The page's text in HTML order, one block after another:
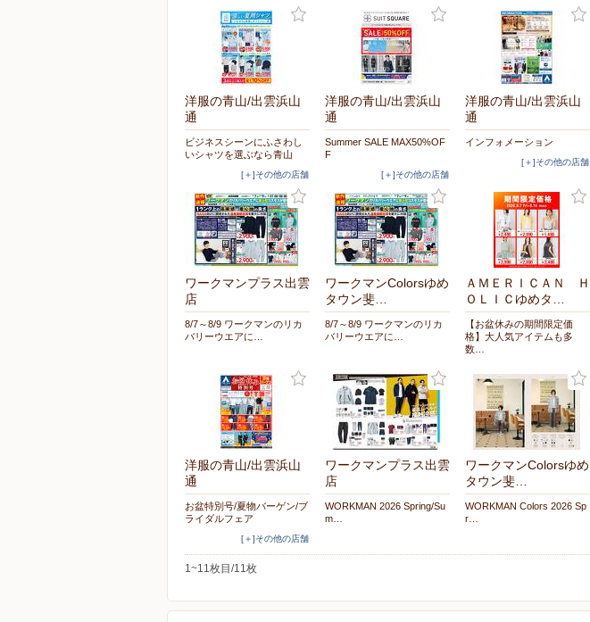
洋服の青山/出雲浜山
通
ビジネスシーンにふさわし
いシャツを選ぶなら青山
[＋]その他の店舗
洋服の青山/出雲浜山
通
Summer SALE MAX50%OF
F
[＋]その他の店舗
洋服の青山/出雲浜山
通
インフォメーション
[＋]その他の店舗
ワークマンプラス出雲
店
8/7～8/9 ワークマンのリカ
バリーウエアに…
ワークマンColorsゆめ
タウン斐…
8/7～8/9 ワークマンのリカ
バリーウエアに…
ＡＭＥＲＩＣＡＮ Ｈ
ＯＬＩＣゆめタ…
【お盆休みの期間限定価
格】大人気アイテムも多
数…
洋服の青山/出雲浜山
通
お盆特別号/夏物バーゲン/ブ
ライダルフェア
[＋]その他の店舗
ワークマンプラス出雲
店
WORKMAN 2026 Spring/Su
m…
ワークマンColorsゆめ
タウン斐…
WORKMAN Colors 2026 Sp
r…
1~11枚目/11枚